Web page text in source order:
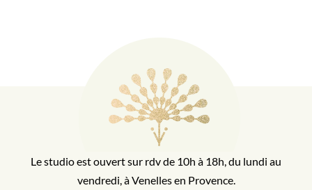
Le studio est ouvert sur rdv de 10h à 18h, du lundi au
vendredi, à Venelles en Provence.